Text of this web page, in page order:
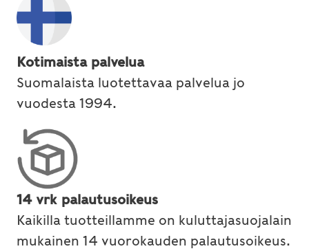
Kotimaista palvelua
Suomalaista luotettavaa palvelua jo
vuodesta 1994.
14 vrk palautusoikeus
Kaikilla tuotteillamme on kuluttajasuojalain
mukainen 14 vuorokauden palautusoikeus.